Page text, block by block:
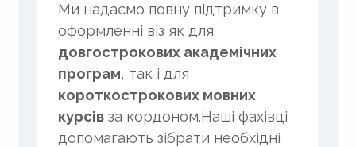
Ми надаємо повну підтримку в
оформленні віз як для
довгострокових академічних
програм, так і для
короткострокових мовних
курсівза кордоном.Наші фахівці
допомагають зібрати необхідні